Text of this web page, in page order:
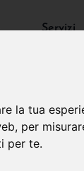
la tua
, per
per te.
Servizi